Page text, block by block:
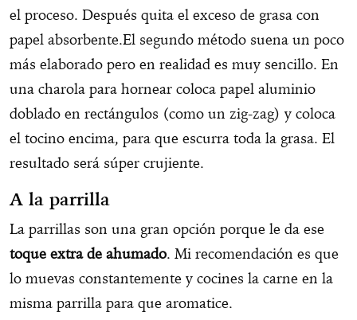
el proceso. Después quita el exceso de grasa con
papel absorbente.El segundo método suena un poco
más elaborado pero en realidad es muy sencillo. En
una charola para hornear coloca papel aluminio
doblado en rectángulos (como un zig-zag) y coloca
el tocino encima, para que escurra toda la grasa. El
resultado será súper crujiente.
A la parrilla
La parrillas son una gran opción porque le da ese
toque extra de ahumado. Mi recomendación es que
lo muevas constantemente y cocines la carne en la
misma parrilla para que aromatice.